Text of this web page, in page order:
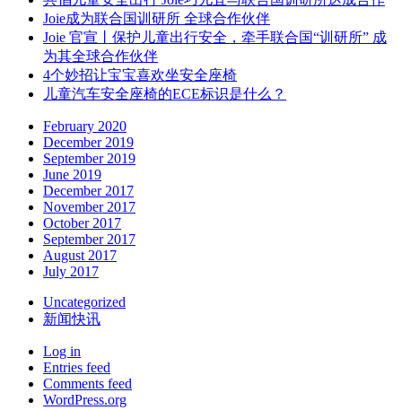
Joie成为联合国训研所 全球合作伙伴
Joie 官宣丨保护儿童出行安全，牵手联合国“训研所” 成
为其全球合作伙伴
4个妙招让宝宝喜欢坐安全座椅
儿童汽车安全座椅的ECE标识是什么？
February 2020
December 2019
September 2019
June 2019
December 2017
November 2017
October 2017
September 2017
August 2017
July 2017
Uncategorized
新闻快讯
Log in
Entries feed
Comments feed
WordPress.org